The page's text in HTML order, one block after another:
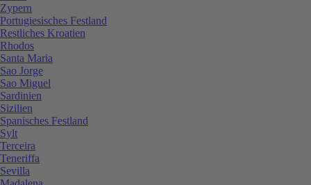
Zypern
Portugiesisches Festland
Restliches Kroatien
Rhodos
Santa Maria
Sao Jorge
Sao Miguel
Sardinien
Sizilien
Spanisches Festland
Sylt
Terceira
Teneriffa
Sevilla